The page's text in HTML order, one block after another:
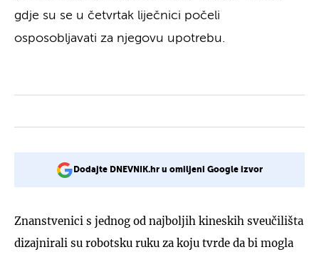
gdje su se u četvrtak liječnici počeli
osposobljavati za njegovu upotrebu.
Dodajte DNEVNIK.hr u omiljeni Google izvor
Znanstvenici s jednog od najboljih kineskih sveučilišta
dizajnirali su robotsku ruku za koju tvrde da bi mogla